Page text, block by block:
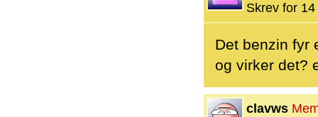
Skrev for
Det benzin fyr
og virker det?
clavws